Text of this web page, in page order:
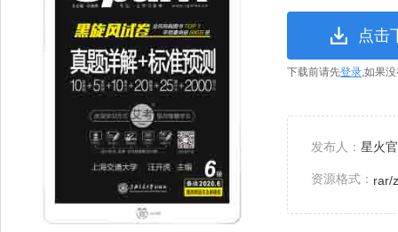
点击
下载前请先登录,如果
发布人： 星火
资源格式： rar/